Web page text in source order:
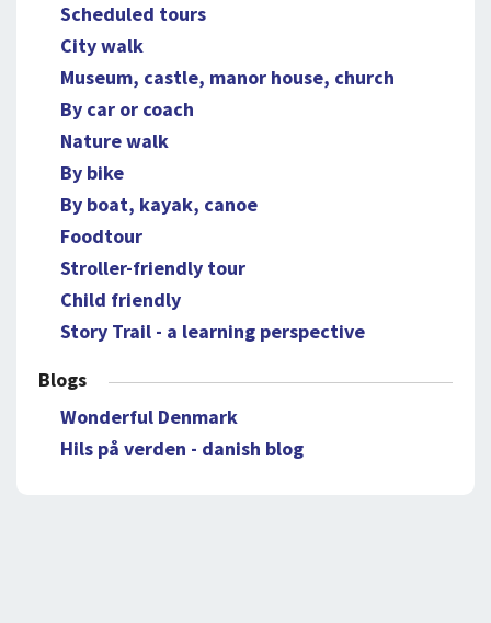
Scheduled tours
City walk
Museum, castle, manor house, church
By car or coach
Nature walk
By bike
By boat, kayak, canoe
Foodtour
Stroller-friendly tour
Child friendly
Story Trail - a learning perspective
Blogs
Wonderful Denmark
Hils på verden - danish blog